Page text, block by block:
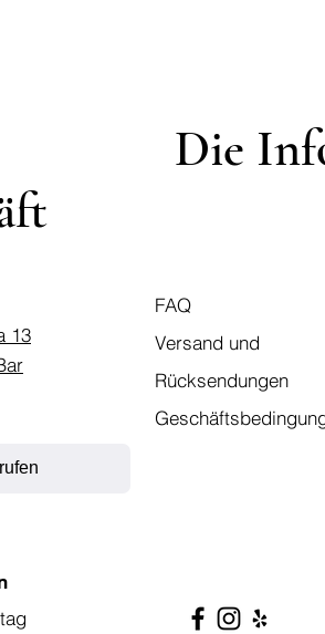
13
Die
FAQ
Versand und
Rücksendungen